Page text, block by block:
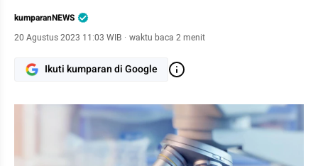
kumparanNEWS
20 Agustus 2023 11:03 WIB · waktu baca 2 menit
Ikuti kumparan di Google